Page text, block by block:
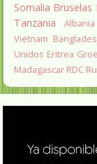
Somalia Bruselas
Tanzania
Albania
Vietnam
Unidos Eritrea
Madagascar RDC